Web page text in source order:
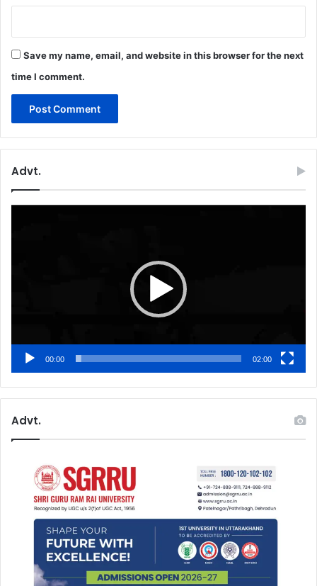
Save my name, email, and website in this browser for the next
time I comment.
Advt.
00:00 02:00
Advt.